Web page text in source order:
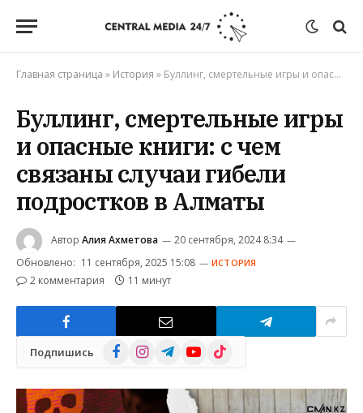
Главная страница » История » Буллинг, смертельные игры и опасные книги: с чем связаны случаи гибели подростков в Алматы
Буллинг, смертельные игры
и опасные книги: с чем
связаны случаи гибели
подростков в Алматы
Автор Алия Ахметова
20 сентября, 2024 8:34
Обновлено: 11 сентября, 2025 15:08 ИСТОРИЯ
2 комментария 11 минут
Подпишись FacebookInstagramTelegramYouTube
TikTok